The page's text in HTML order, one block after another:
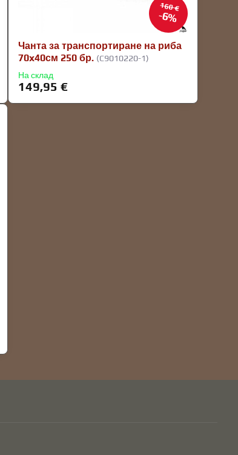
160 €
6%
Чанта за транспортиране на риба
70x40см 250 бр. (C9010220-1)
На склад
149,95 €